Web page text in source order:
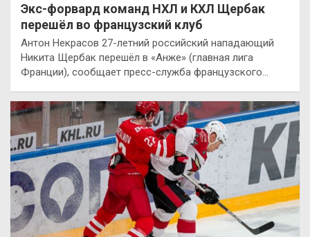
Экс-форвард команд НХЛ и КХЛ Щербак
перешёл во французский клуб
Антон Некрасов 27-летний российский нападающий
Никита Щербак перешёл в «Анже» (главная лига
Франции), сообщает пресс-служба французского…